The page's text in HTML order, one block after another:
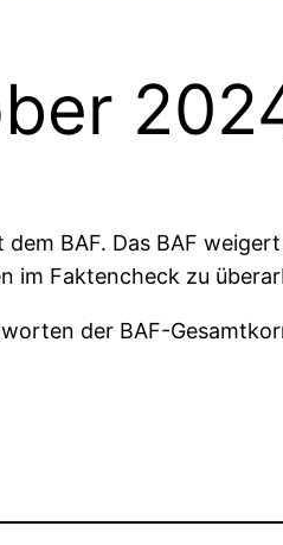
BAF. Das BAF
im Faktencheck zu
der BAF-